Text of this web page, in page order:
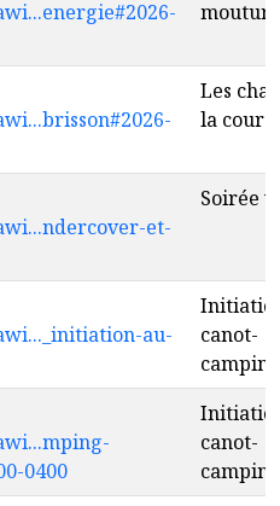
mouture
Les
la cour
et-
Soirée
au-
canot-
camping
0400
canot-
camping